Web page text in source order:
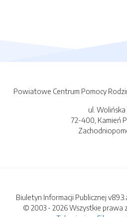
Powiatowe Centrum Pomocy
ul. Wolińska
72-400, Kamień
Biuletyn Informacji Publicznej
© 2003 - 2026 Wszystkie prawa